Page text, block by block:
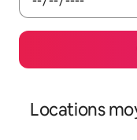
Locations